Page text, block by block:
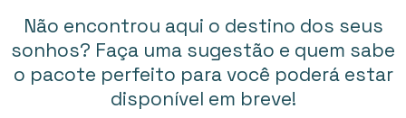
Não encontrou aqui o destino dos seus
sonhos? Faça uma sugestão e quem sabe
o pacote perfeito para você poderá estar
disponível em breve!